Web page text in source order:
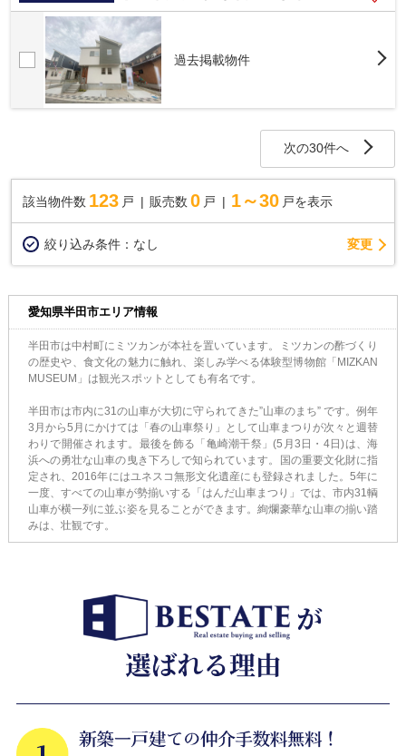
過去掲載物件
次の30件へ
該当物件数 123 戸 販売数 0 戸 1～30 戸を表示
絞り込み条件： なし 変更
愛知県半田市エリア情報
半田市は中村町にミツカンが本社を置いています。ミツカンの酢づくり
の歴史や、食文化の魅力に触れ、楽しみ学べる体験型博物館「MIZKAN
MUSEUM」は観光スポットとしても有名です。
半田市は市内に31の山車が大切に守られてきた”山車のまち” です。例年
3月から5月にかけては「春の山車祭り」として山車まつりが次々と週替
わりで開催されます。最後を飾る「亀崎潮干祭」(5月3日・4日)は、海
浜への勇壮な山車の曳き下ろしで知られています。国の重要文化財に指
定され、2016年にはユネスコ無形文化遺産にも登録されました。5年に
一度、すべての山車が勢揃いする「はんだ山車まつり」では、市内31輌
山車が横一列に並ぶ姿を見ることができます。絢爛豪華な山車の揃い踏
みは、壮観です。